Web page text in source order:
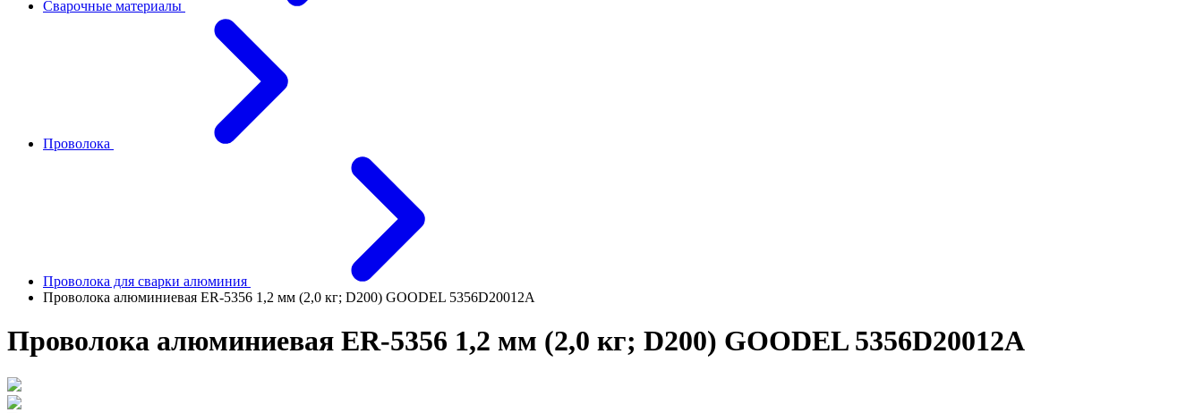
Сварочные материалы
Проволока
Проволока для сварки алюминия
Проволока алюминиевая ER-5356 1,2 мм (2,0 кг; D200) GOODEL 5356D20012A
Проволока алюминиевая ER-5356 1,2 мм (2,0 кг; D200) GOODEL 5356D20012A